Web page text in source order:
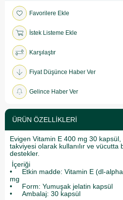
Favorilere Ekle
İstek Listeme Ekle
Karşılaştır
Fiyat Düşünce Haber Ver
Gelince Haber Ver
ÜRÜN ÖZELLIKLERI
Evigen Vitamin E 400 mg 30
takviyesi olarak kullanılır ve vücutta
destekler.
İçeriği
• Etkin madde: Vitamin E (dl-
mg
• Form: Yumuşak jelatin kapsül
• Ambalaj: 30 kapsül